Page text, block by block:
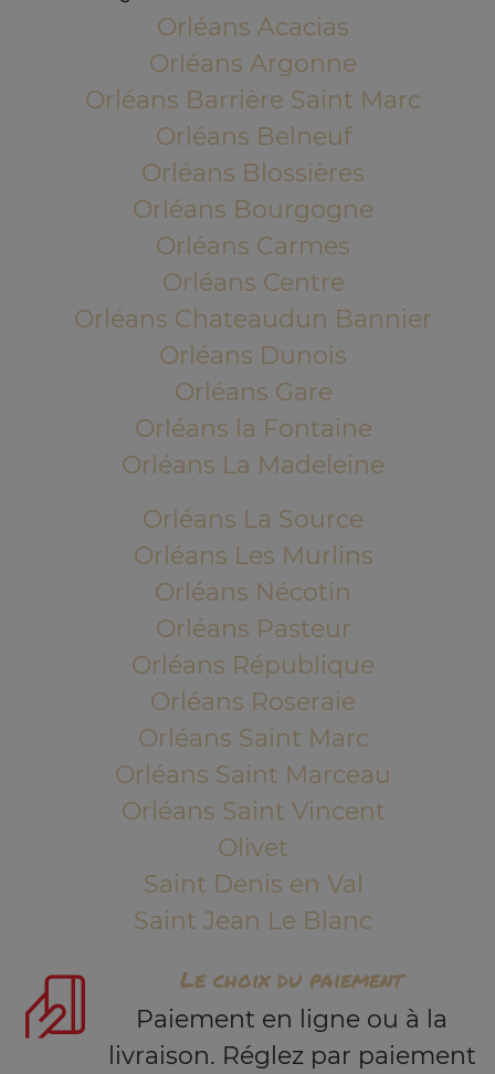
Orléans Acacias
Orléans Argonne
Orléans Barrière Saint Marc
Orléans Belneuf
Orléans Blossières
Orléans Bourgogne
Orléans Carmes
Orléans Centre
Orléans Chateaudun Bannier
Orléans Dunois
Orléans Gare
Orléans la Fontaine
Orléans La Madeleine
Orléans La Source
Orléans Les Murlins
Orléans Nécotin
Orléans Pasteur
Orléans République
Orléans Roseraie
Orléans Saint Marc
Orléans Saint Marceau
Orléans Saint Vincent
Olivet
Saint Denis en Val
Saint Jean Le Blanc
Le choix du paiement
Paiement en ligne ou à la
livraison. Réglez par paiement